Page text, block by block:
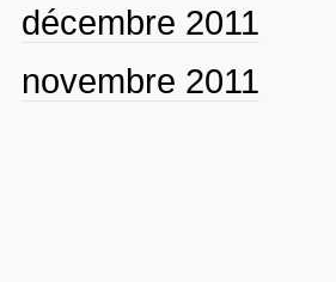
décembre 2011
novembre 2011